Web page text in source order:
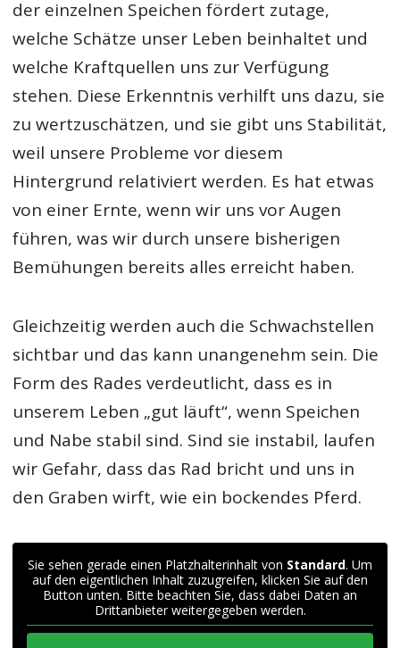
der einzelnen Speichen fördert zutage,
welche Schätze unser Leben beinhaltet und
welche Kraftquellen uns zur Verfügung
stehen. Diese Erkenntnis verhilft uns dazu, sie
zu wertzuschätzen, und sie gibt uns Stabilität,
weil unsere Probleme vor diesem
Hintergrund relativiert werden. Es hat etwas
von einer Ernte, wenn wir uns vor Augen
führen, was wir durch unsere bisherigen
Bemühungen bereits alles erreicht haben.
Gleichzeitig werden auch die Schwachstellen
sichtbar und das kann unangenehm sein. Die
Form des Rades verdeutlicht, dass es in
unserem Leben „gut läuft“, wenn Speichen
und Nabe stabil sind. Sind sie instabil, laufen
wir Gefahr, dass das Rad bricht und uns in
den Graben wirft, wie ein bockendes Pferd.
Sie sehen gerade einen Platzhalterinhalt von Standard. Um
auf den eigentlichen Inhalt zuzugreifen, klicken Sie auf den
Button unten. Bitte beachten Sie, dass dabei Daten an
Drittanbieter weitergegeben werden.